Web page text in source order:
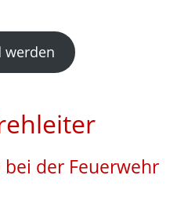
werden
der Feuerwehr